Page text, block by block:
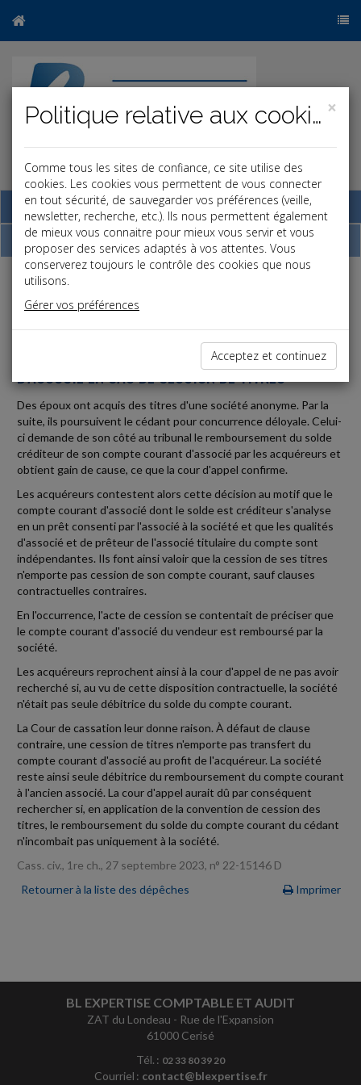
r
Base documentaire
Dépêches
Vie des affaires
REMBOURSEMENT D'UN COMPTE COURANT
D'ASSOCIÉ EN CAS DE CESSION DE TITRES
Des époux ont acquis des titres d'une société anonyme. Par la
suite, ils poursuivent le cédant pour concurrence déloyale. Celui-
ci demande de son côté au tribunal le remboursement du solde
créditeur de son compte courant d'associé par les acquéreurs et
obtient gain de cause, ce que la cour d'appel confirme.
Les acquéreurs contestent alors cette décision au motif que le
compte courant d'associé dont le solde est créditeur s'analyse
en un prêt consenti par l'associé à la société et que les qualités
d'associé et de prêteur de l'associé titulaire du compte sont
indépendantes. Ils font ainsi valoir que la cession de ses titres
n'emporte pas cession de son compte courant, sauf clauses
contractuelles contraires.
En l'occurrence, l'acte de cession se contentait de préciser que
le compte courant d'associé du vendeur est remboursé par la
société.
Les acquéreurs reprochent ainsi à la cour d'appel de ne pas avoir
recherché si, au vu de cette disposition contractuelle, la société
n'était pas seule débitrice du solde du compte courant.
La Cour de cassation leur donne raison. À défaut de clause
contraire, une cession de titres n'emporte pas transfert du
compte courant d'associé au profit de l'acquéreur. La société
reste ainsi seule débitrice du remboursement du compte courant
à l'ancien associé. La cour d'appel aurait dû par conséquent
rechercher si, en application de la convention de cession des
titres, le remboursement du solde du compte courant du cédant
n'incombait pas uniquement à la société.
Cass. civ., 1re ch., 27 septembre 2023, n° 22-15146 D
Retourner à la liste des dépêches
Imprimer
BL EXPERTISE COMPTABLE ET AUDIT
ZAT du Londeau - Rue de l'Expansion
61000 Cerisé
Tél. : 02 33 80 39 20
Courriel : contact@blexpertise.fr
×
Politique relative aux cookies
Comme tous les sites de confiance, ce site utilise des
cookies. Les cookies vous permettent de vous connecter
en tout sécurité, de sauvegarder vos préférences (veille,
newsletter, recherche, etc.). Ils nous permettent également
de mieux vous connaitre pour mieux vous servir et vous
proposer des services adaptés à vos attentes. Vous
conserverez toujours le contrôle des cookies que nous
utilisons.
Gérer vos préférences
Acceptez et continuez